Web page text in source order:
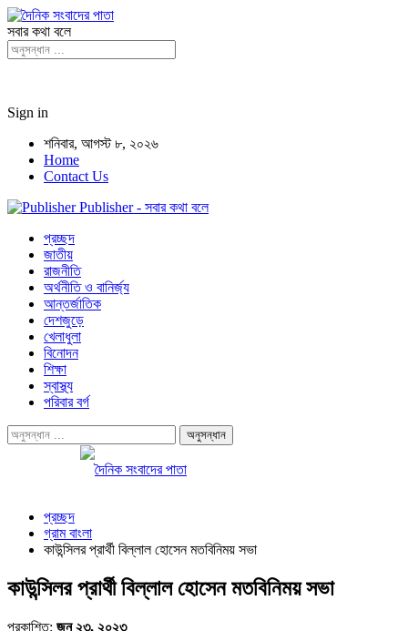
সবার কথা বলে
Sign in
শনিবার, আগস্ট ৮, ২০২৬
Home
Contact Us
Publisher - সবার কথা বলে
প্রচ্ছদ
জাতীয়
রাজনীতি
অর্থনীতি ও বানির্জ্য
আন্তর্জাতিক
দেশজুড়ে
খেলাধুলা
বিনোদন
শিক্ষা
স্বাস্থ্য
পরিবার বর্গ
প্রচ্ছদ
গ্রাম বাংলা
কাউন্সিলর প্রার্থী বিল্লাল হোসেন মতবিনিময় সভা
কাউন্সিলর প্রার্থী বিল্লাল হোসেন মতবিনিময় সভা
প্রকাশিত: জুন ২৩, ২০২৩